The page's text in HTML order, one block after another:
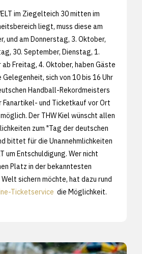
im Ziegelteich 30 mitten im
liegt, muss diese am
und am Donnerstag, 3. Oktober,
30. September, Dienstag, 1.
Freitag, 4. Oktober, haben Gäste
Gelegenheit, sich von 10 bis 16 Uhr
Handball-Rekordmeisters
Fanartikel- und Ticketkauf vor Ort
Der THW Kiel wünscht allen
zum "Tag der deutschen
bittet für die Unannehmlichkeiten
um Entschuldigung. Wer nicht
Platz in der bekanntesten
sichern möchte, hat dazu rund
Ticketservice die Möglichkeit.